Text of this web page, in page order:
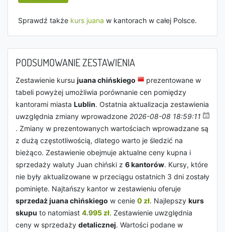
Sprawdź także kurs juana w kantorach w całej Polsce.
PODSUMOWANIE ZESTAWIENIA
Zestawienie kursu juana chińskiego
prezentowane w
tabeli powyżej umożliwia porównanie cen pomiędzy
kantorami miasta Lublin. Ostatnia aktualizacja zestawienia
uwzględnia zmiany wprowadzone 2026-08-08 18:59:11
. Zmiany w prezentowanych wartościach wprowadzane są
z dużą częstotliwością, dlatego warto je śledzić na
bieżąco. Zestawienie obejmuje aktualne ceny kupna i
sprzedaży waluty Juan chiński z 6 kantorów. Kursy, które
nie były aktualizowane w przeciągu ostatnich 3 dni zostały
pominięte. Najtańszy kantor w zestawieniu oferuje
sprzedaż juana chińskiego w cenie 0 zł. Najlepszy kurs
skupu to natomiast 4.995 zł. Zestawienie uwzględnia
ceny w sprzedaży detalicznej. Wartości podane w